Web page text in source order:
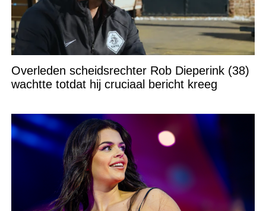
Overleden scheidsrechter Rob Dieperink (38)
wachtte totdat hij cruciaal bericht kreeg